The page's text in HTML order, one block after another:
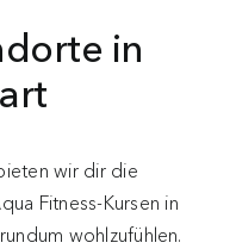
in
wir dir die
Fitness-Kursen in
wohlzufühlen.